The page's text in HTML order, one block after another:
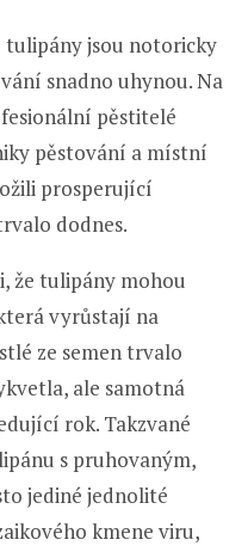
tulipány jsou notoricky
snadno uhynou. Na
pěstitelé
pěstování a místní
prosperující
dodnes.
že tulipány mohou
vyrůstají na
ze semen trvalo
ale samotná
rok. Takzvané
s pruhovaným,
jediné jednolité
kmene viru,